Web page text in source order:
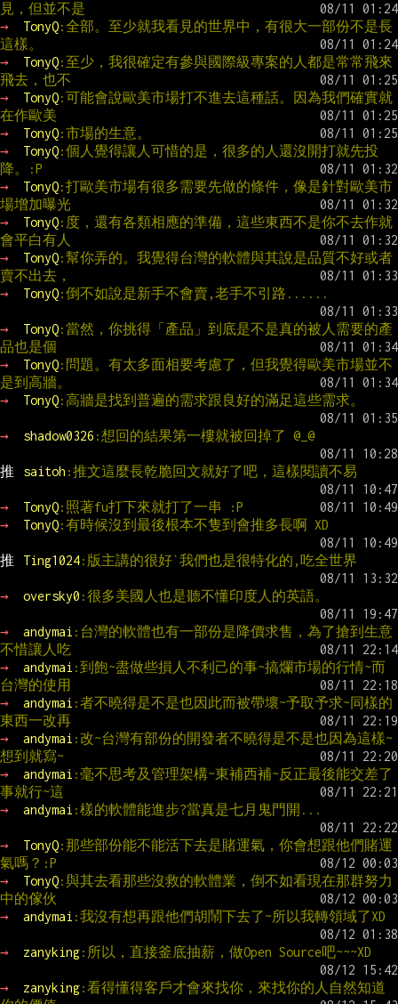
見，但並不是
→
TonyQ:全部。至少就我看見的世界中，有很大一部份不是長
這樣。
→
TonyQ:至少，我很確定有參與國際級專案的人都是常常飛來
飛去，也不
→
TonyQ:可能會說歐美市場打不進去這種話。因為我們確實就
在作歐美
→
TonyQ:市場的生意。
→
TonyQ:個人覺得讓人可惜的是，很多的人還沒開打就先投
降。:P
→
TonyQ:打歐美市場有很多需要先做的條件，像是針對歐美市
場增加曝光
→
TonyQ:度，還有各類相應的準備，這些東西不是你不去作就
會平白有人
→
TonyQ:幫你弄的。我覺得台灣的軟體與其說是品質不好或者
賣不出去，
→
TonyQ:倒不如說是新手不會賣,老手不引路......
→ TonyQ:當然，你挑得「產品」到底是不是真的被人需要的產
品也是個
→
TonyQ:問題。有太多面相要考慮了，但我覺得歐美市場並不
是到高牆。
→
TonyQ:高牆是找到普遍的需求跟良好的滿足這些需求。
→ shadow0326 :想回的結果第一樓就被回掉了 @_@
推 saitoh :推文這麼長乾脆回文就好了吧，這樣閱讀不易
→ TonyQ:照著fu打下來就打了一串 :P
→
TonyQ:有時候沒到最後根本不隻到會推多長啊 XD
推 Ting1024:版主講的很好`我們也是很特化的,吃全世界
→ oversky0 :很多美國人也是聽不懂印度人的英語。
→ andymai :台灣的軟體也有一部份是降價求售，為了搶到生意
不惜讓人吃
→
andymai :到飽~盡做些損人不利己的事~搞爛市場的行情~而
台灣的使用
→
andymai :者不曉得是不是也因此而被帶壞~予取予求~同樣的
東西一改再
→
andymai :改~台灣有部份的開發者不曉得是不是也因為這樣~
想到就寫~
→
andymai :毫不思考及管理架構~東補西補~反正最後能交差了
事就行~這
→
andymai :樣的軟體能進步?當真是七月鬼門開...
→ TonyQ:那些部份能不能活下去是賭運氣，你會想跟他們賭運
氣嗎？:P
→
TonyQ:與其去看那些沒救的軟體業，倒不如看現在那群努力
中的傢伙
→
andymai :我沒有想再跟他們胡鬧下去了~所以我轉領域了XD
→ zanyking:所以，直接釜底抽薪，做Open Source吧~~~XD
→ zanyking:看得懂得客戶才會來找你，來找你的人自然知道